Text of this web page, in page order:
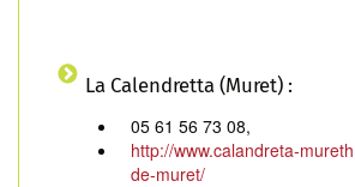
La Calendretta (Muret) :
05 61 56 73 08,
http://www.calandreta-
de-muret/